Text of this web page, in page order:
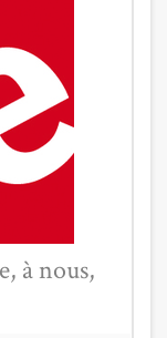
à nous,